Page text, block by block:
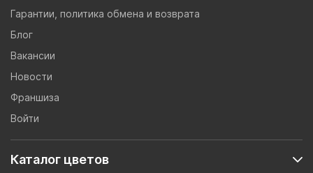
Гарантии, политика обмена и возврата
Блог
Вакансии
Новости
Франшиза
Войти
Каталог цветов